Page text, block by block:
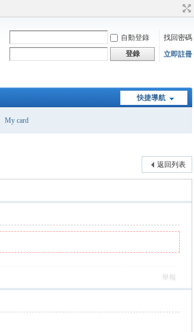
自動登錄
找回密碼
登錄 立即註冊
快捷導航
My card
返回列表
舉報